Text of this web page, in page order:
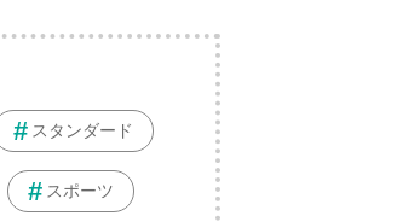
スタンダード
スポーツ